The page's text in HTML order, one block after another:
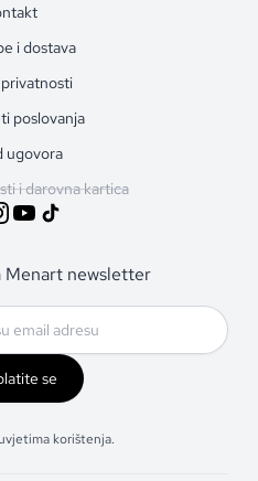
i dostava
poslovanja
ugovora
i darovna kartica
Menart newsletter
se
korištenja.